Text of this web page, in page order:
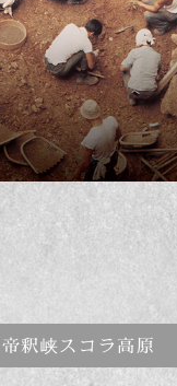
帝釈峡スコラ高原